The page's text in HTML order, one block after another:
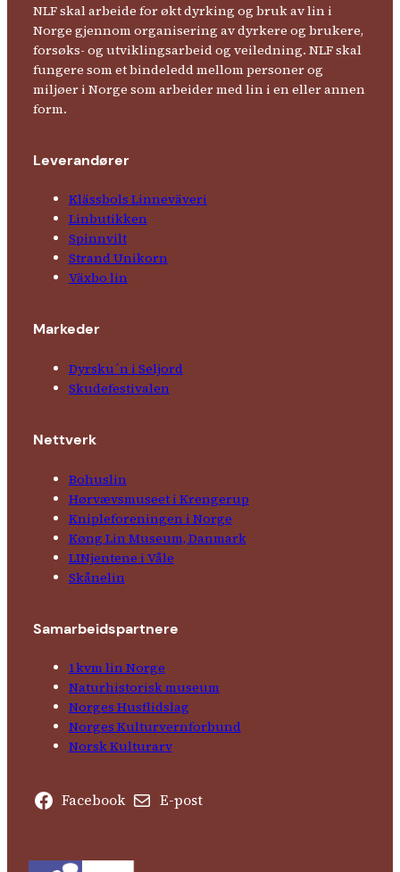
NLF skal arbeide for økt dyrking og bruk av lin i
Norge gjennom organisering av dyrkere og brukere,
forsøks- og utviklingsarbeid og veiledning. NLF skal
fungere som et bindeledd mellom personer og
miljøer i Norge som arbeider med lin i en eller annen
form.
Leverandører
Klässbols Linne­väveri
Linbutikken
Spinnvilt
Strand Unikorn
Växbo lin
Markeder
Dyrsku´n i Seljord
Skude­fes­tivalen
Nettverk
Bohuslin
Hørvævs­museet i Krengerup
Kniple­foreningen i Norge
Køng Lin Museum, Danmark
LINjentene i Våle
Skånelin
Samarbeids­partnere
1kvm lin Norge
Natur­his­torisk­ museum
Norges Husflids­lag
Norges Kultur­vern­forbund
Norsk Kulturarv
Facebook E-post